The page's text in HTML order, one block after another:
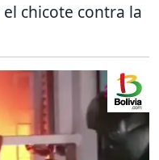
chicote contra la